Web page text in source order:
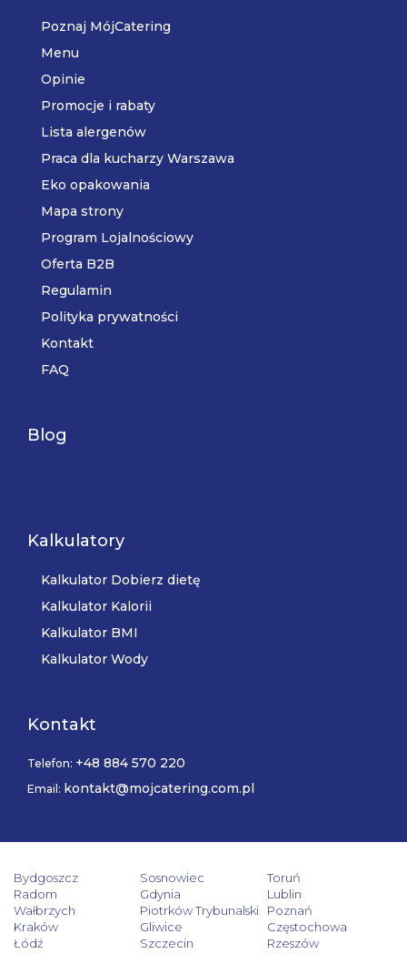
Poznaj MójCatering
Menu
Opinie
Promocje i rabaty
Lista alergenów
Praca dla kucharzy Warszawa
Eko opakowania
Mapa strony
Program Lojalnościowy
Oferta B2B
Regulamin
Polityka prywatności
Kontakt
FAQ
Blog
Kalkulatory
Kalkulator Dobierz dietę
Kalkulator Kalorii
Kalkulator BMI
Kalkulator Wody
Kontakt
Telefon: +48 884 570 220
Email: kontakt@mojcatering.com.pl
Bydgoszcz Sosnowiec
Toruń
Radom
Gdynia
Lublin
Wałbrzych
Piotrków Trybunalski
Poznań
Kraków
Gliwice
Częstochowa
Łódź
Szczecin
Rzeszów